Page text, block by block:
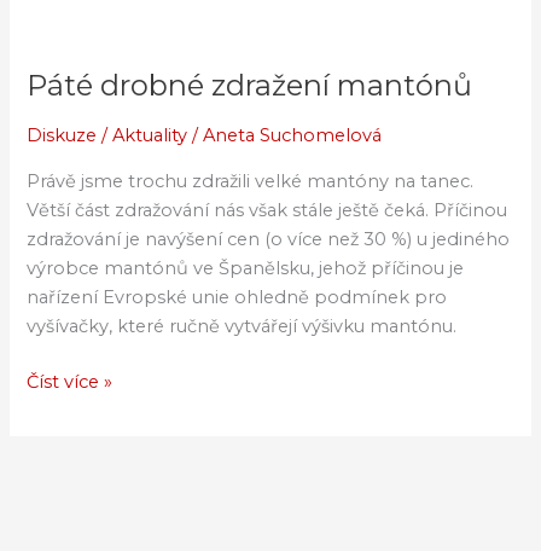
Páté drobné zdražení mantónů
Diskuze /Aktuality /Aneta Suchomelová
Právě jsme trochu zdražili velké mantóny na tanec.
Větší část zdražování nás však stále ještě čeká. Příčinou
zdražování je navýšení cen (o více než 30 %) u jediného
výrobce mantónů ve Španělsku, jehož příčinou je
nařízení Evropské unie ohledně podmínek pro
vyšívačky, které ručně vytvářejí výšivku mantónu.
Páté
zdražení
Číst více »